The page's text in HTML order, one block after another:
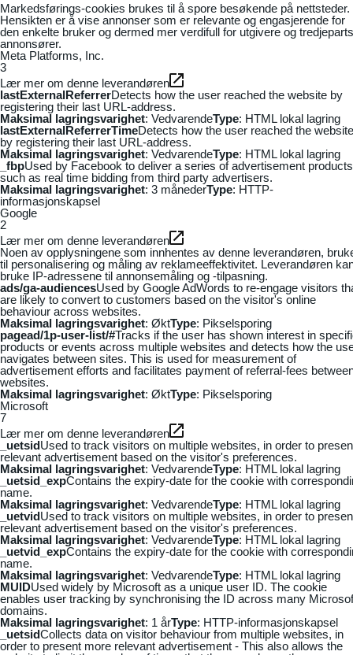
Markedsførings-cookies brukes til å spore besøkende på nettsteder.
Hensikten er å vise annonser som er relevante og engasjerende for
den enkelte bruker og dermed mer verdifull for utgivere og tredjeparts
annonsører.
Meta Platforms, Inc.
3
Lær mer om denne leverandøren
lastExternalReferrerDetects how the user reached the website by
registering their last URL-address.
Maksimal lagringsvarighet: VedvarendeType: HTML lokal lagring
lastExternalReferrerTimeDetects how the user reached the website
by registering their last URL-address.
Maksimal lagringsvarighet: VedvarendeType: HTML lokal lagring
_fbpUsed by Facebook to deliver a series of advertisement products
such as real time bidding from third party advertisers.
Maksimal lagringsvarighet: 3 månederType: HTTP-
informasjonskapsel
Google
2
Lær mer om denne leverandøren
Noen av opplysningene som innhentes av denne leverandøren,
til personalisering og måling av reklameeffektivitet. Leverandøren
bruke IP-adressene til annonsemåling og -tilpasning.
ads/ga-audiencesUsed by Google AdWords to re-engage visitors
are likely to convert to customers based on the visitor's online
behaviour across websites.
Maksimal lagringsvarighet: ØktType: Pikselsporing
pagead/1p-user-list/#Tracks if the user has shown interest in
products or events across multiple websites and detects how the
navigates between sites. This is used for measurement of
advertisement efforts and facilitates payment of referral-fees
websites.
Maksimal lagringsvarighet: ØktType: Pikselsporing
Microsoft
7
Lær mer om denne leverandøren
_uetsidUsed to track visitors on multiple websites, in order to
relevant advertisement based on the visitor's preferences.
Maksimal lagringsvarighet: VedvarendeType: HTML lokal lagring
_uetsid_expContains the expiry-date for the cookie with
name.
Maksimal lagringsvarighet: VedvarendeType: HTML lokal lagring
_uetvidUsed to track visitors on multiple websites, in order to
relevant advertisement based on the visitor's preferences.
Maksimal lagringsvarighet: VedvarendeType: HTML lokal lagring
_uetvid_expContains the expiry-date for the cookie with
name.
Maksimal lagringsvarighet: VedvarendeType: HTML lokal lagring
MUIDUsed widely by Microsoft as a unique user ID. The cookie
enables user tracking by synchronising the ID across many
domains.
Maksimal lagringsvarighet: 1 årType: HTTP-informasjonskapsel
_uetsidCollects data on visitor behaviour from multiple websites, in
order to present more relevant advertisement - This also allows the